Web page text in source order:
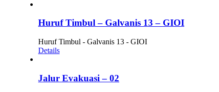
Huruf Timbul – Galvanis 13 – GIOI
Huruf Timbul - Galvanis 13 - GIOI
Details
Jalur Evakuasi – 02